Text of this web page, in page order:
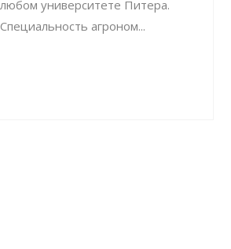
любом университете Питера.
Специальность агроном...